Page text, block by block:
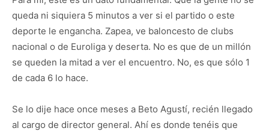
queda ni siquiera 5 minutos a ver si el partido o este
deporte le engancha. Zapea, ve baloncesto de clubs
nacional o de Euroliga y deserta. No es que de un millón
se queden la mitad a ver el encuentro. No, es que sólo 1
de cada 6 lo hace.
Se lo dije hace once meses a Beto Agustí, recién llegado
al cargo de director general. Ahí es donde tenéis que